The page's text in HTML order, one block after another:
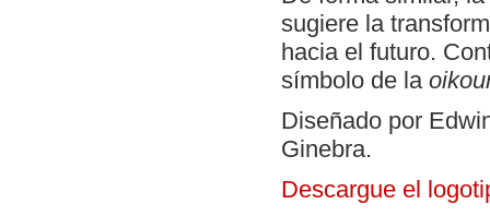
sugiere la
hacia el futuro.
símbolo de la
Diseñado por
Ginebra.
Descargue el